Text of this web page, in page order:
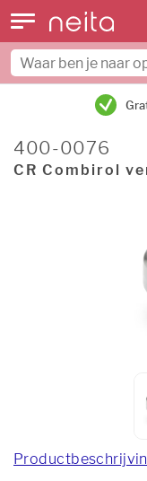
400-0076
CR Combirol